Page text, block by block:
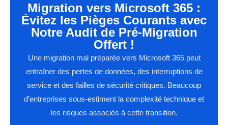
Migration vers Microsoft 365 :
Évitez les Pièges Courants avec
Notre Audit de Pré-Migration
Offert !
Une migration mal préparée vers Microsoft 365 peut
entraîner des pertes de données, des interruptions de
service et des failles de sécurité critiques. Beaucoup
d’entreprises sous-estiment la complexité technique et
les risques associés à cette transition.